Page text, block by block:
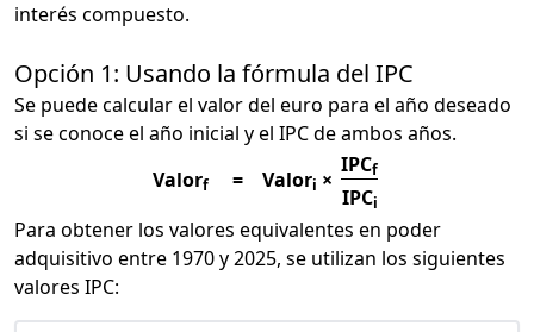
interés compuesto.
Opción 1: Usando la fórmula del IPC
Se puede calcular el valor del euro para el año deseado
si se conoce el año inicial y el IPC de ambos años.
Valorf = Valori ×
IPCf
IPCi
Para obtener los valores equivalentes en poder
adquisitivo entre 1970 y 2025, se utilizan los siguientes
valores IPC: